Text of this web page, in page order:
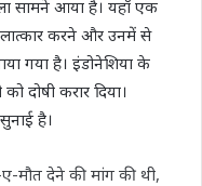
सामने आया है। यहाँ एक
करने और उनमें से
गया है। इंडोनेशिया के
दोषी करार दिया।
है।
मौत देने की मांग की थी,